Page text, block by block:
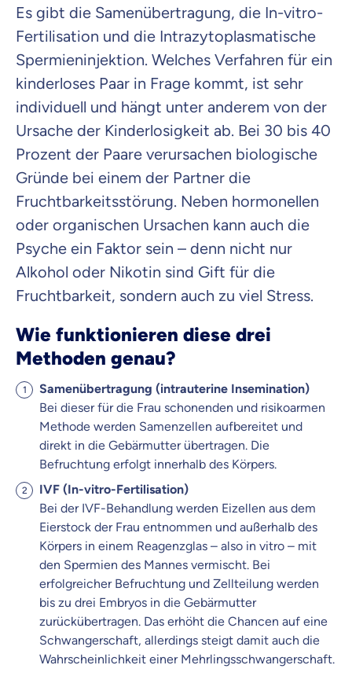
Es gibt die Samenübertragung, die In-vitro-
Fertilisation und die Intrazytoplasmatische
Spermieninjektion. Welches Verfahren für ein
kinderloses Paar in Frage kommt, ist sehr
individuell und hängt unter anderem von der
Ursache der Kinderlosigkeit ab. Bei 30 bis 40
Prozent der Paare verursachen biologische
Gründe bei einem der Partner die
Fruchtbarkeitsstörung. Neben hormonellen
oder organischen Ursachen kann auch die
Psyche ein Faktor sein – denn nicht nur
Alkohol oder Nikotin sind Gift für die
Fruchtbarkeit, sondern auch zu viel Stress.
Wie funktionieren diese drei
Methoden genau?
Samenübertragung (intrauterine Insemination)
Bei dieser für die Frau schonenden und risikoarmen
Methode werden Samenzellen aufbereitet und
direkt in die Gebärmutter übertragen. Die
Befruchtung erfolgt innerhalb des Körpers.
IVF (In-vitro-Fertilisation)
Bei der IVF-Behandlung werden Eizellen aus dem
Eierstock der Frau entnommen und außerhalb des
Körpers in einem Reagenzglas – also in vitro – mit
den Spermien des Mannes vermischt. Bei
erfolgreicher Befruchtung und Zellteilung werden
bis zu drei Embryos in die Gebärmutter
zurückübertragen. Das erhöht die Chancen auf eine
Schwangerschaft, allerdings steigt damit auch die
Wahrscheinlichkeit einer Mehrlingsschwangerschaft.